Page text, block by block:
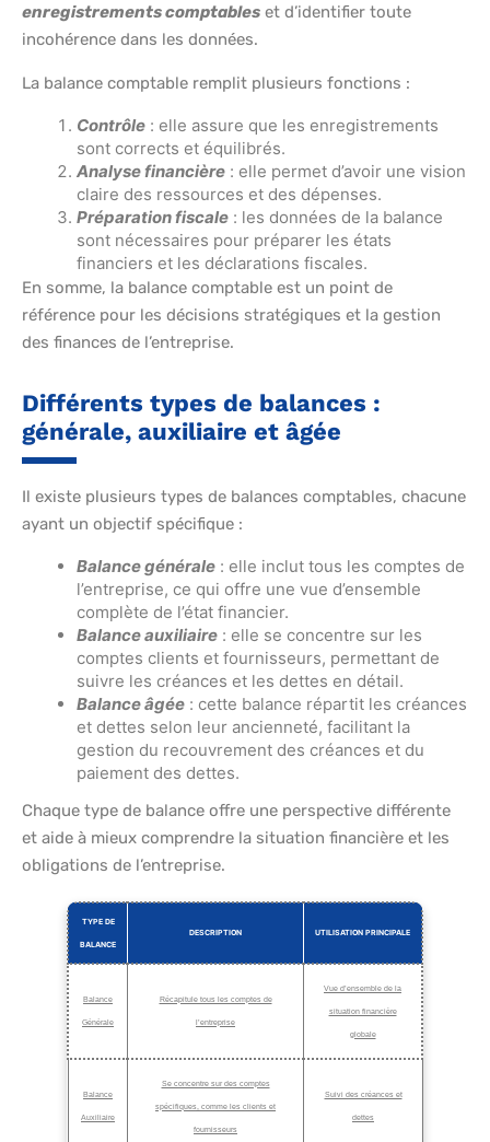
enregistrements comptables et d’identifier toute
incohérence dans les données.
La balance comptable remplit plusieurs fonctions :
Contrôle : elle assure que les enregistrements
sont corrects et équilibrés.
Analyse financière : elle permet d’avoir une vision
claire des ressources et des dépenses.
Préparation fiscale : les données de la balance
sont nécessaires pour préparer les états
financiers et les déclarations fiscales.
En somme, la balance comptable est un point de
référence pour les décisions stratégiques et la gestion
des finances de l’entreprise.
Différents types de balances :
générale, auxiliaire et âgée
Il existe plusieurs types de balances comptables, chacune
ayant un objectif spécifique :
Balance générale : elle inclut tous les comptes de
l’entreprise, ce qui offre une vue d’ensemble
complète de l’état financier.
Balance auxiliaire : elle se concentre sur les
comptes clients et fournisseurs, permettant de
suivre les créances et les dettes en détail.
Balance âgée : cette balance répartit les créances
et dettes selon leur ancienneté, facilitant la
gestion du recouvrement des créances et du
paiement des dettes.
Chaque type de balance offre une perspective différente
et aide à mieux comprendre la situation financière et les
obligations de l’entreprise.
TYPE DE
BALANCE
DESCRIPTION UTILISATION PRINCIPALE
Balance
Générale
Récapitule tous les comptes de
l’entreprise
Vue d’ensemble de la
situation financière
globale
Balance
Auxiliaire
Se concentre sur des comptes
spécifiques, comme les clients et
fournisseurs
Suivi des créances et
dettes